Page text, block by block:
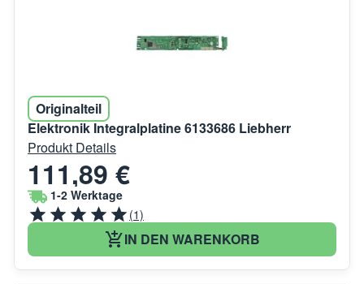
Originalteil
Elektronik Integralplatine 6133686 Liebherr
Produkt Details
111,89 €
1-2 Werktage
(1)
IN DEN WARENKORB